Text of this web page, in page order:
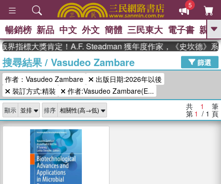
5
GO
熱搜： 東野圭吾 高希均教授回憶錄
、 The Odyssey 、 父親節 、 如果歷
史是一群喵 、 暑期推薦
獎 臺灣漫遊錄 、 方念華
登輝時代 、 數學女孩：黎曼猜想 、
偉大的迷走神經
暢銷榜 新品 中文 外文 簡體 三民東大 電子書 親子
界指標大獎肯定！A.F. Steadman 獲年度作家，《史坎德》系
搜尋結果/ Vasudeo Zambare
篩選
作者：Vasudeo Zambare
出版日期:2026年以後
裝訂方式:精裝
作者:Vasudeo Zambare(E...
顯示 排序 共 1 筆
第 1 / 1 頁